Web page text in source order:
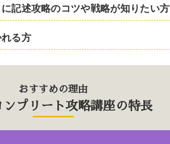
記述攻略のコツや戦略が知りたい方
る方
おすすめの理由
ンプリート攻略講座の特長